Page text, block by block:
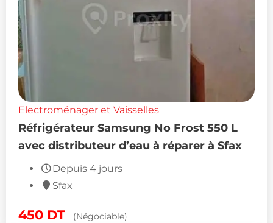
Electroménager et Vaisselles
Réfrigérateur Samsung No Frost 550 L
avec distributeur d’eau à réparer à Sfax
Depuis 4 jours
Sfax
450 DT (Négociable)